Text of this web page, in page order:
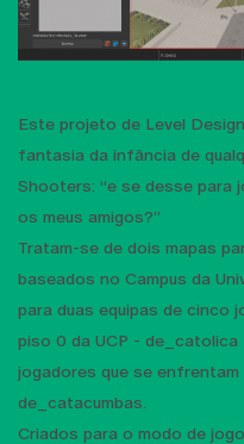
Este projeto de Level
fantasia da infância de
Shooters: “e se desse para
os meus amigos?”
Tratam-se de dois mapas
baseados no Campus da
para duas equipas de cinco
piso 0 da UCP -
jogadores que se
de_catacumbas.
Criados para o modo de